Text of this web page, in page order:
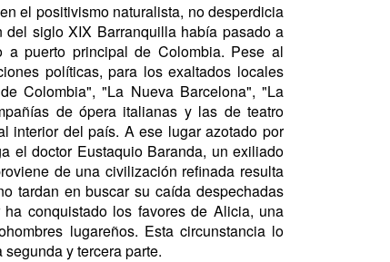
el positivismo naturalista, no desperdicia
siglo XIX Barranquilla había pasado a
a puerto principal de Colombia. Pese al
políticas, para los exaltados locales
Colombia", "La Nueva Barcelona", "La
de ópera italianas y las de teatro
interior del país. A ese lugar azotado por
el doctor Eustaquio Baranda, un exiliado
de una civilización refinada resulta
tardan en buscar su caída despechadas
conquistado los favores de Alicia, una
lugareños. Esta circunstancia lo
y tercera parte.